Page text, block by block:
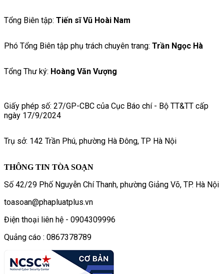
Tổng Biên tập: Tiến sĩ Vũ Hoài Nam
Phó Tổng Biên tập phụ trách chuyên trang: Trần Ngọc Hà
Tổng Thư ký: Hoàng Văn Vượng
Giấy phép số: 27/GP-CBC của Cục Báo chí - Bộ TT&TT cấp
ngày 17/9/2024
Trụ sở: 142 Trần Phú, phường Hà Đông, TP Hà Nội
THÔNG TIN TÒA SOẠN
Số 42/29 Phố Nguyễn Chí Thanh, phường Giảng Võ, TP. Hà Nội
toasoan@phapluatplus.vn
Điện thoại liên hệ - 0904309996
Quảng cáo : 0867378789